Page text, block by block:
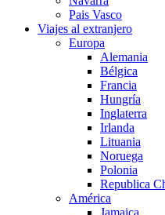
Pais Vasco
Viajes al extranjero
Europa
Alemania
Bélgica
Francia
Hungría
Inglaterra
Irlanda
Lituania
Noruega
Polonia
Republica
América
Jamaica